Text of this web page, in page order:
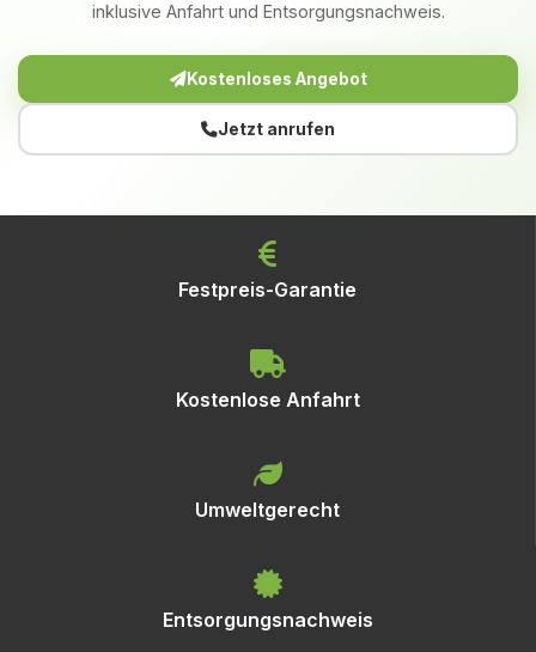
inklusive Anfahrt und Entsorgungsnachweis.
Kostenloses Angebot
Jetzt anrufen
Festpreis-Garantie
Kostenlose Anfahrt
Umweltgerecht
Entsorgungsnachweis